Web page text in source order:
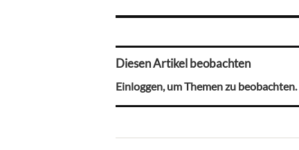
Diesen Artikel beobachten
Einloggen, um Themen zu beobachten.